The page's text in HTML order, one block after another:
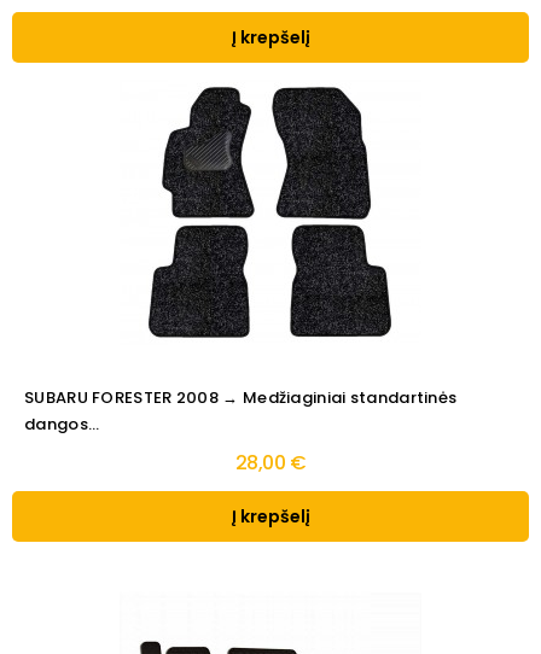
Į krepšelį
SUBARU FORESTER 2008 → Medžiaginiai standartinės
dangos...
28,00 €
Į krepšelį